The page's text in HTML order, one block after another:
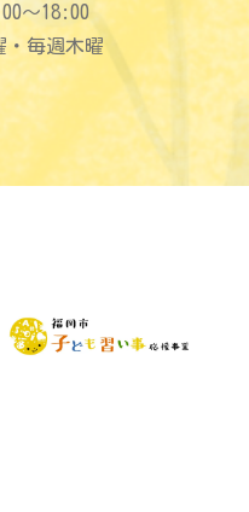
〜18:00
毎週木曜